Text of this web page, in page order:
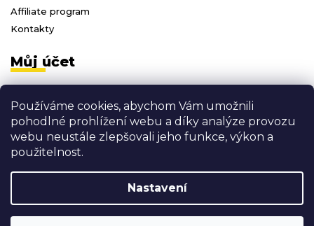
Používáme cookies, abychom Vám umožnili
pohodlné prohlížení webu a díky analýze provozu
webu neustále zlepšovali jeho funkce, výkon a
použitelnost.
Nastavení
Affiliate program
Kontakty
Můj účet
Registrace
Moje objednávky
Odhlásit se
Vytvořil Shoptet
Copyright 20263D FITNESS. Všechna práva vyhrazena.